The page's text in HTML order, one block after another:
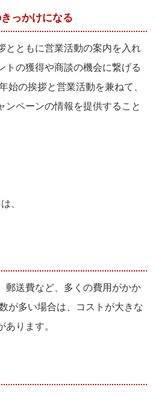
っかけになる
とともに営業活動の案内を入れ
トの獲得や商談の機会に繋げる
始の挨拶と営業活動を兼ねて、
ンペーンの情報を提供すること
、
郵送費など、多くの費用がかか
が多い場合は、コストが大きな
ります。